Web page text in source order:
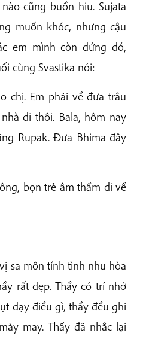
cũng buồn hiu. Sujata
muốn khóc, nhưng cậu
em mình còn đứng đó,
cùng Svastika nói:
chị. Em phải về đưa trâu
đi thôi. Bala, hôm nay
Rupak. Đưa Bhima đây
bọn trẻ âm thầm đi về
sa môn tính tình nhu hòa
rất đẹp. Thầy có trí nhớ
dạy điều gì, thầy đều ghi
may. Thầy đã nhắc lại